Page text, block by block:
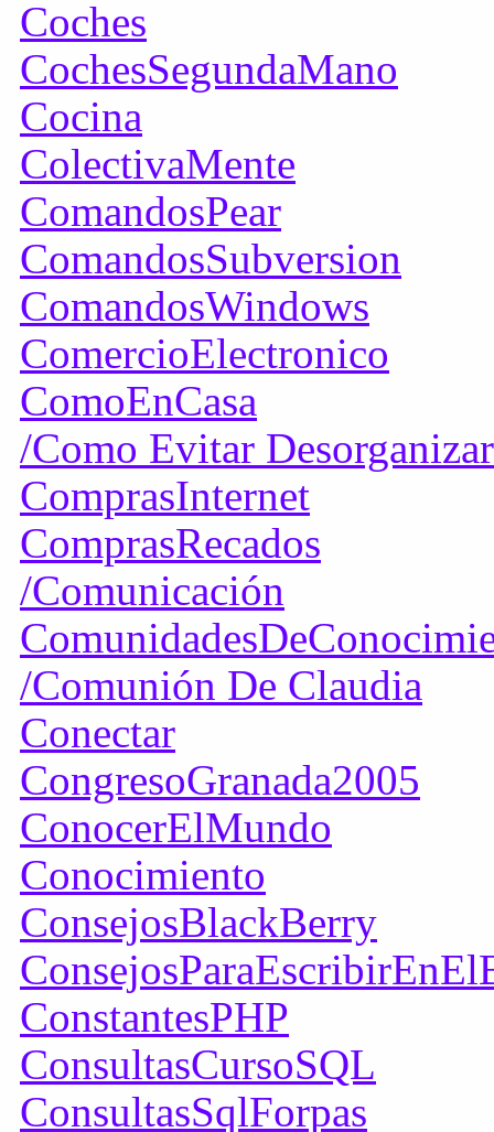
Coches
CochesSegundaMano
Cocina
ColectivaMente
ComandosPear
ComandosSubversion
ComandosWindows
ComercioElectronico
ComoEnCasa
/Como Evitar
ComprasInternet
ComprasRecados
/Comunicación
/Comunión De Claudia
Conectar
CongresoGranada2005
ConocerElMundo
Conocimiento
ConsejosBlackBerry
ConstantesPHP
ConsultasCursoSQL
ConsultasSqlForpas